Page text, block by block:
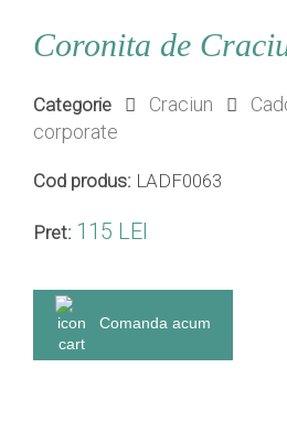
Coronita de
Categorie Craciun
corporate
Cod produs: LADF0063
Pret: 115 LEI
Comanda acum